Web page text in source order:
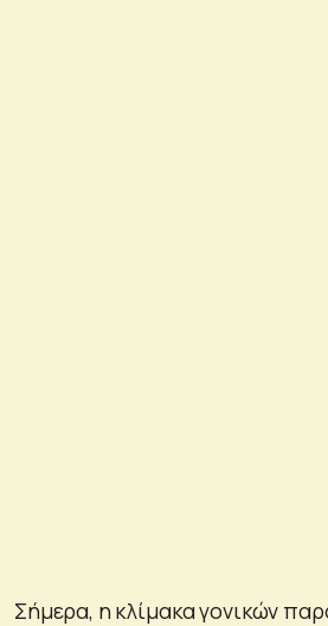
Σήμερα, η κλίμακα γονικών